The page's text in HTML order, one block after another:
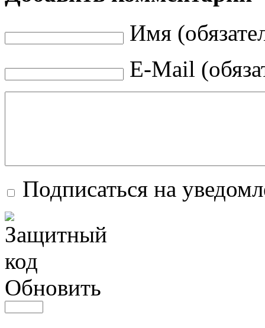
Имя
E-Mail
Подписаться на
Обновить